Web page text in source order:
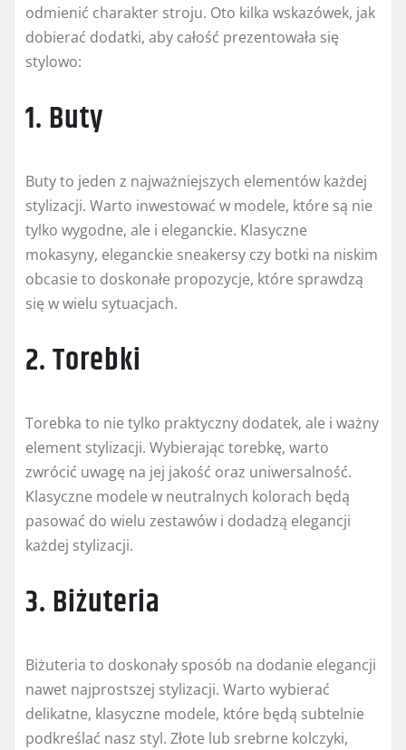
odmienić charakter stroju. Oto kilka wskazówek, jak
dobierać dodatki, aby całość prezentowała się
stylowo:
1. Buty
Buty to jeden z najważniejszych elementów każdej
stylizacji. Warto inwestować w modele, które są nie
tylko wygodne, ale i eleganckie. Klasyczne
mokasyny, eleganckie sneakersy czy botki na niskim
obcasie to doskonałe propozycje, które sprawdzą
się w wielu sytuacjach.
2. Torebki
Torebka to nie tylko praktyczny dodatek, ale i ważny
element stylizacji. Wybierając torebkę, warto
zwrócić uwagę na jej jakość oraz uniwersalność.
Klasyczne modele w neutralnych kolorach będą
pasować do wielu zestawów i dodadzą elegancji
każdej stylizacji.
3. Biżuteria
Biżuteria to doskonały sposób na dodanie elegancji
nawet najprostszej stylizacji. Warto wybierać
delikatne, klasyczne modele, które będą subtelnie
podkreślać nasz styl. Złote lub srebrne kolczyki,